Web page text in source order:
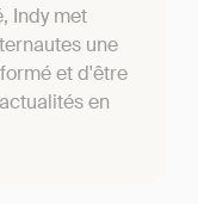
Indy met
une
et d'être
en